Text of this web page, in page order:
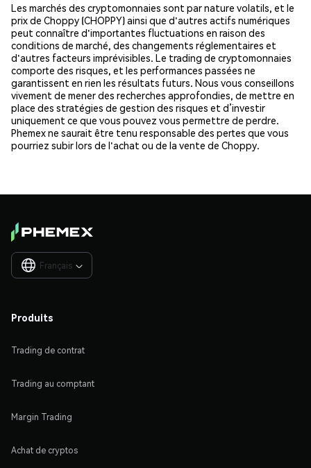
Les marchés des cryptomonnaies sont par nature volatils, et le
prix de Choppy (CHOPPY) ainsi que d'autres actifs numériques
peut connaître d'importantes fluctuations en raison des
conditions de marché, des changements réglementaires et
d'autres facteurs imprévisibles. Le trading de cryptomonnaies
comporte des risques, et les performances passées ne
garantissent en rien les résultats futurs. Nous vous conseillons
vivement de mener des recherches approfondies, de mettre en
place des stratégies de gestion des risques et d’investir
uniquement ce que vous pouvez vous permettre de perdre.
Phemex ne saurait être tenu responsable des pertes que vous
pourriez subir lors de l'achat ou de la vente de Choppy.
Français 
Produits
Trading de contrat
Trading au comptant
Margin Trading
Achat de cryptos